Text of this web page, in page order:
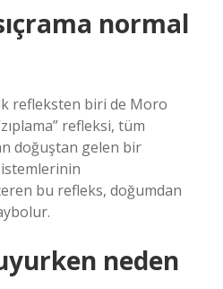
normal
refleksten biri de Moro
refleksi, tüm
doğuştan gelen bir
bu refleks, doğumdan
neden